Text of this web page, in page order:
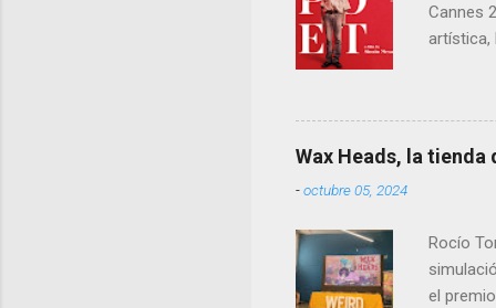
Cannes
artística,
que
evocar
una
Wax Heads, la tienda
-octubre 05, 2024
Rocío
el